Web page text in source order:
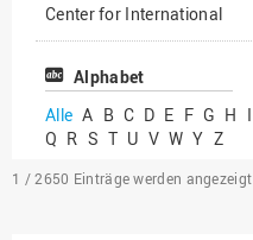
Center for International
Mobility
Center for International
Chancengerechtigkeit
eLearning Competence
Alphabet
Alle A B C D E F G H I
Q R S T U V W Y Z
1 / 2650 Einträge werden angezeigt